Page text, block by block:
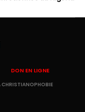
DON EN LIGNE